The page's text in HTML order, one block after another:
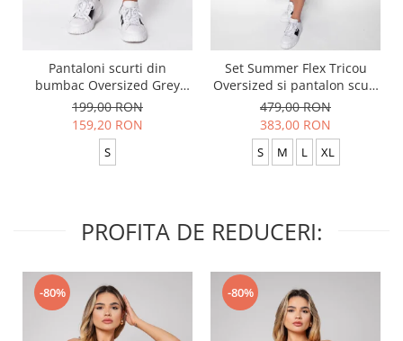
Pantaloni scurti din
bumbac Oversized Grey
Anthracite
199,00 RON
159,20 RON
S
Set Summer Flex Tricou
Oversized si pantalon scurt
Baggy Black
479,00 RON
383,00 RON
S M L XL
PROFITA DE REDUCERI:
-80% -80%